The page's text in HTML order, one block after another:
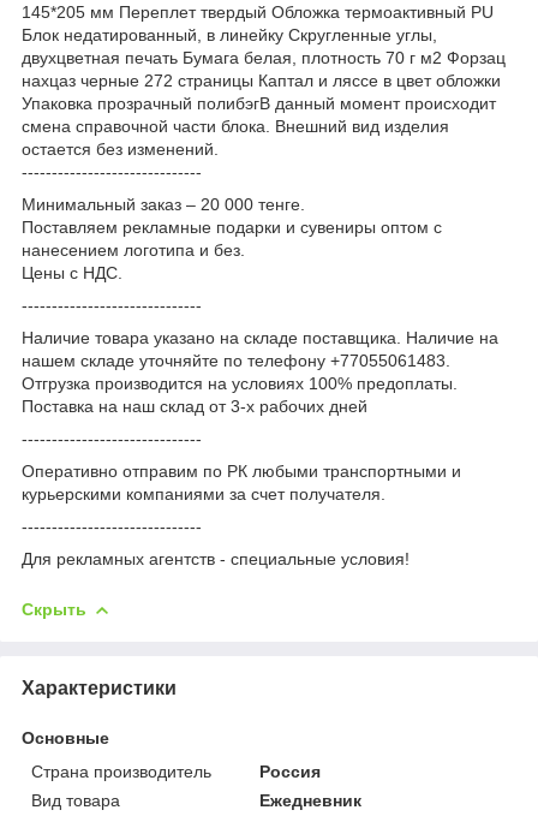
145*205 мм Переплет твердый Обложка термоактивный PU
Блок недатированный, в линейку Скругленные углы,
двухцветная печать Бумага белая, плотность 70 г м2 Форзац
нахцаз черные 272 страницы Каптал и ляссе в цвет обложки
Упаковка прозрачный полибэгВ данный момент происходит
смена справочной части блока. Внешний вид изделия
остается без изменений.
------------------------------
Минимальный заказ – 20 000 тенге.
Поставляем рекламные подарки и сувениры оптом с
нанесением логотипа и без.
Цены с НДС.
------------------------------
Наличие товара указано на складе поставщика. Наличие на
нашем складе уточняйте по телефону +77055061483.
Отгрузка производится на условиях 100% предоплаты.
Поставка на наш склад от 3-x рабочих дней
------------------------------
Оперативно отправим по РК любыми транспортными и
курьерскими компаниями за счет получателя.
------------------------------
Для рекламных агентств - специальные условия!
Скрыть
Характеристики
Основные
Страна производитель
Россия
Вид товара
Ежедневник